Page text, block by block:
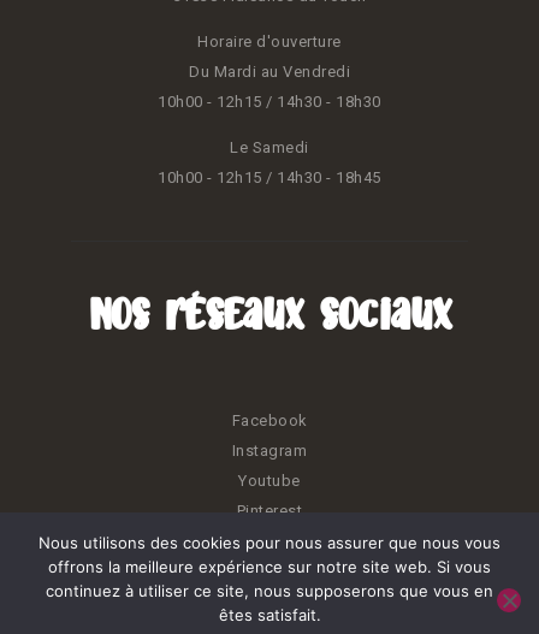
Horaire d'ouverture
Du Mardi au Vendredi
10h00 - 12h15 / 14h30 - 18h30
Le Samedi
10h00 - 12h15 / 14h30 - 18h45
Nos réseaux sociaux
Facebook
Instagram
Youtube
Pinterest
Nous utilisons des cookies pour nous assurer que nous vous
offrons la meilleure expérience sur notre site web. Si vous
continuez à utiliser ce site, nous supposerons que vous en
êtes satisfait.